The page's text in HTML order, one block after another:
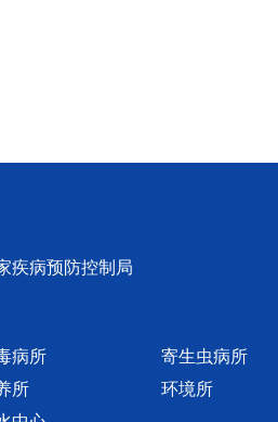
疾病预防控制局
病所
寄生虫病所
所
环境所